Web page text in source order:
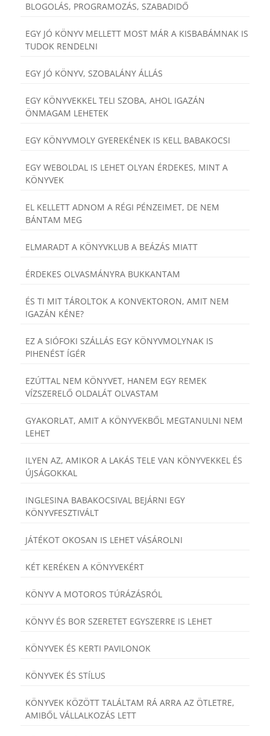
BLOGOLÁS, PROGRAMOZÁS, SZABADIDŐ
EGY JÓ KÖNYV MELLETT MOST MÁR A KISBABÁMNAK IS
TUDOK RENDELNI
EGY JÓ KÖNYV, SZOBALÁNY ÁLLÁS
EGY KÖNYVEKKEL TELI SZOBA, AHOL IGAZÁN
ÖNMAGAM LEHETEK
EGY KÖNYVMOLY GYEREKÉNEK IS KELL BABAKOCSI
EGY WEBOLDAL IS LEHET OLYAN ÉRDEKES, MINT A
KÖNYVEK
EL KELLETT ADNOM A RÉGI PÉNZEIMET, DE NEM
BÁNTAM MEG
ELMARADT A KÖNYVKLUB A BEÁZÁS MIATT
ÉRDEKES OLVASMÁNYRA BUKKANTAM
ÉS TI MIT TÁROLTOK A KONVEKTORON, AMIT NEM
IGAZÁN KÉNE?
EZ A SIÓFOKI SZÁLLÁS EGY KÖNYVMOLYNAK IS
PIHENÉST ÍGÉR
EZÚTTAL NEM KÖNYVET, HANEM EGY REMEK
VÍZSZERELŐ OLDALÁT OLVASTAM
GYAKORLAT, AMIT A KÖNYVEKBŐL MEGTANULNI NEM
LEHET
ILYEN AZ, AMIKOR A LAKÁS TELE VAN KÖNYVEKKEL ÉS
ÚJSÁGOKKAL
INGLESINA BABAKOCSIVAL BEJÁRNI EGY
KÖNYVFESZTIVÁLT
JÁTÉKOT OKOSAN IS LEHET VÁSÁROLNI
KÉT KERÉKEN A KÖNYVEKÉRT
KÖNYV A MOTOROS TÚRÁZÁSRÓL
KÖNYV ÉS BOR SZERETET EGYSZERRE IS LEHET
KÖNYVEK ÉS KERTI PAVILONOK
KÖNYVEK ÉS STÍLUS
KÖNYVEK KÖZÖTT TALÁLTAM RÁ ARRA AZ ÖTLETRE,
AMIBŐL VÁLLALKOZÁS LETT